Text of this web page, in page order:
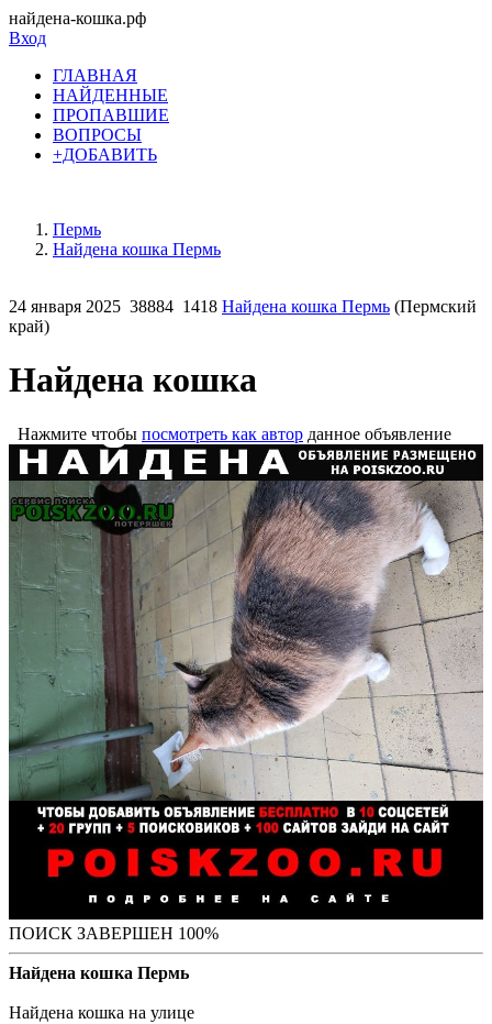
найдена-кошка.рф
Вход
ГЛАВНАЯ
НАЙДЕННЫЕ
ПРОПАВШИЕ
ВОПРОСЫ
+ДОБАВИТЬ
Пермь
Найдена кошка Пермь
24 января 2025 38884 1418 Найдена кошка Пермь (Пермский
край)
Найдена кошка
Нажмите чтобы посмотреть как автор данное объявление
ПОИСК ЗАВЕРШЕН 100%
Найдена кошка Пермь
Найдена кошка на улице